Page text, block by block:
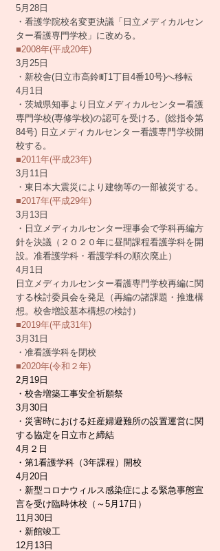
5月28日
・看護学院校名変更決議「日立メディカルセン
ター看護専門学校」に改める。
■2008年(平成20年)
3月25日
・新校舎(日立市高鈴町1丁目4番10号)へ移転
4月1日
・茨城県知事より日立メディカルセンター看護
専門学校(専修学校)の認可を受ける。(総指令第
84号) 日立メディカルセンター看護専門学校開
校する。
■2011年(平成23年)
3月11日
・東日本大震災により建物等の一部被災する。
■2017年(平成29年)
3月13日
・日立メディカルセンター理事会で学科再編方
針を決議（２０２０年に昼間課程看護学科を開
設。准看護学科・看護学科の順次廃止）
4月1日
日立メディカルセンター看護専門学校再編に関
する検討委員会を発足（再編の諸課題・推進構
想。校舎増設基本構想の検討）
■2019年(平成31年)
3月31日
・准看護学科を閉校
■2020年(令和２年)
2月19日
・校舎増築工事安全祈願祭
3月30日
・災害時における妊産婦避難所の設置運営に関
する協定を日立市と締結
4月２日
・第1看護学科（3年課程）開校
4月20日
・新型コロナウィルス感染症による緊急事態宣
言を受け臨時休校（～5月17日）
11月30日
・新館竣工
12月13日